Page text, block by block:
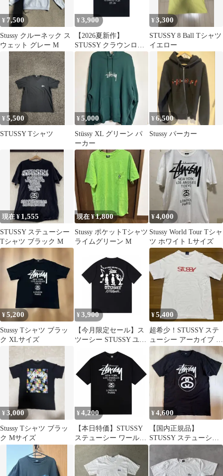
¥ 7,500
Stussy クルーネック ス
ウェット グレー M
¥ 3,900
【2026夏新作】
STUSSY クラウンロゴ
サマークラシックスT
シャツ レタープリント
半袖 男女兼用 ストリー
トカジュアル コットン
¥3,300
STUSSY 8 Ball Tシャツ
イエロー
¥5,500
STUSSY Tシャツ
¥5,000
Stüssy XL グリーン パ
ーカー
¥6,500
Stussy パーカー
現在 ¥ 1,555
STUSSY ステューシー
Tシャツ ブラック M
現在 ¥1,800
Stussy ポケットTシャツ
ライムグリーン M
¥4,000
Stussy World Tour Tシャ
ツ ホワイト Lサイズ
¥5,200
Stussy Tシャツ ブラッ
ク XLサイズ
¥ 3,900
【今月限定セール】ス
ツーシー STUSSY ユニ
シリーズ ロゴプリント
クルーネック半袖Tシ
ャツ
¥5,400
超希少！STUSSY ステ
ューシー アーカイブ T
シャツ
¥3,000
Stussy Tシャツ ブラッ
ク Mサイズ
¥ 4,200
【本日特価】STUSSY
ステューシー ワールド
ツアー限定 クルーネッ
ク世界一周 Tシャツ 半
袖 ユニセックス
¥4,600
【国内正規品】
STUSSY ステューシー
Tシャツ ストックリン
ク Lサイズ 黒